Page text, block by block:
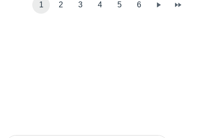
1 2 3 4 5 6